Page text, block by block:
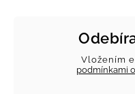
Vložením
podmínkami